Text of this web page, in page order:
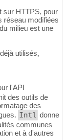
sur HTTPS, pour
réseau modifiées
milieu est une
utilisés,
l'API
des outils de
des
Intl donne
communes
et à d'autres